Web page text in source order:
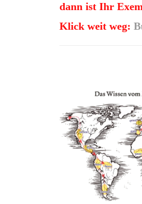
dann ist Ihr
Klick weit weg: